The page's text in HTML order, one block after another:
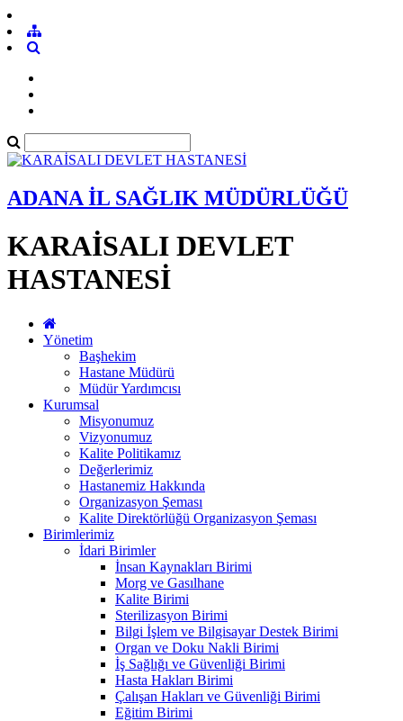
ADANA İL SAĞLIK MÜDÜRLÜĞÜ
KARAİSALI DEVLET
HASTANESİ
Yönetim
Başhekim
Hastane Müdürü
Müdür Yardımcısı
Kurumsal
Misyonumuz
Vizyonumuz
Kalite Politikamız
Değerlerimiz
Hastanemiz Hakkında
Organizasyon Şeması
Kalite Direktörlüğü Organizasyon Şeması
Birimlerimiz
İdari Birimler
İnsan Kaynakları Birimi
Morg ve Gasılhane
Kalite Birimi
Sterilizasyon Birimi
Bilgi İşlem ve Bilgisayar Destek Birimi
Organ ve Doku Nakli Birimi
İş Sağlığı ve Güvenliği Birimi
Hasta Hakları Birimi
Çalışan Hakları ve Güvenliği Birimi
Eğitim Birimi